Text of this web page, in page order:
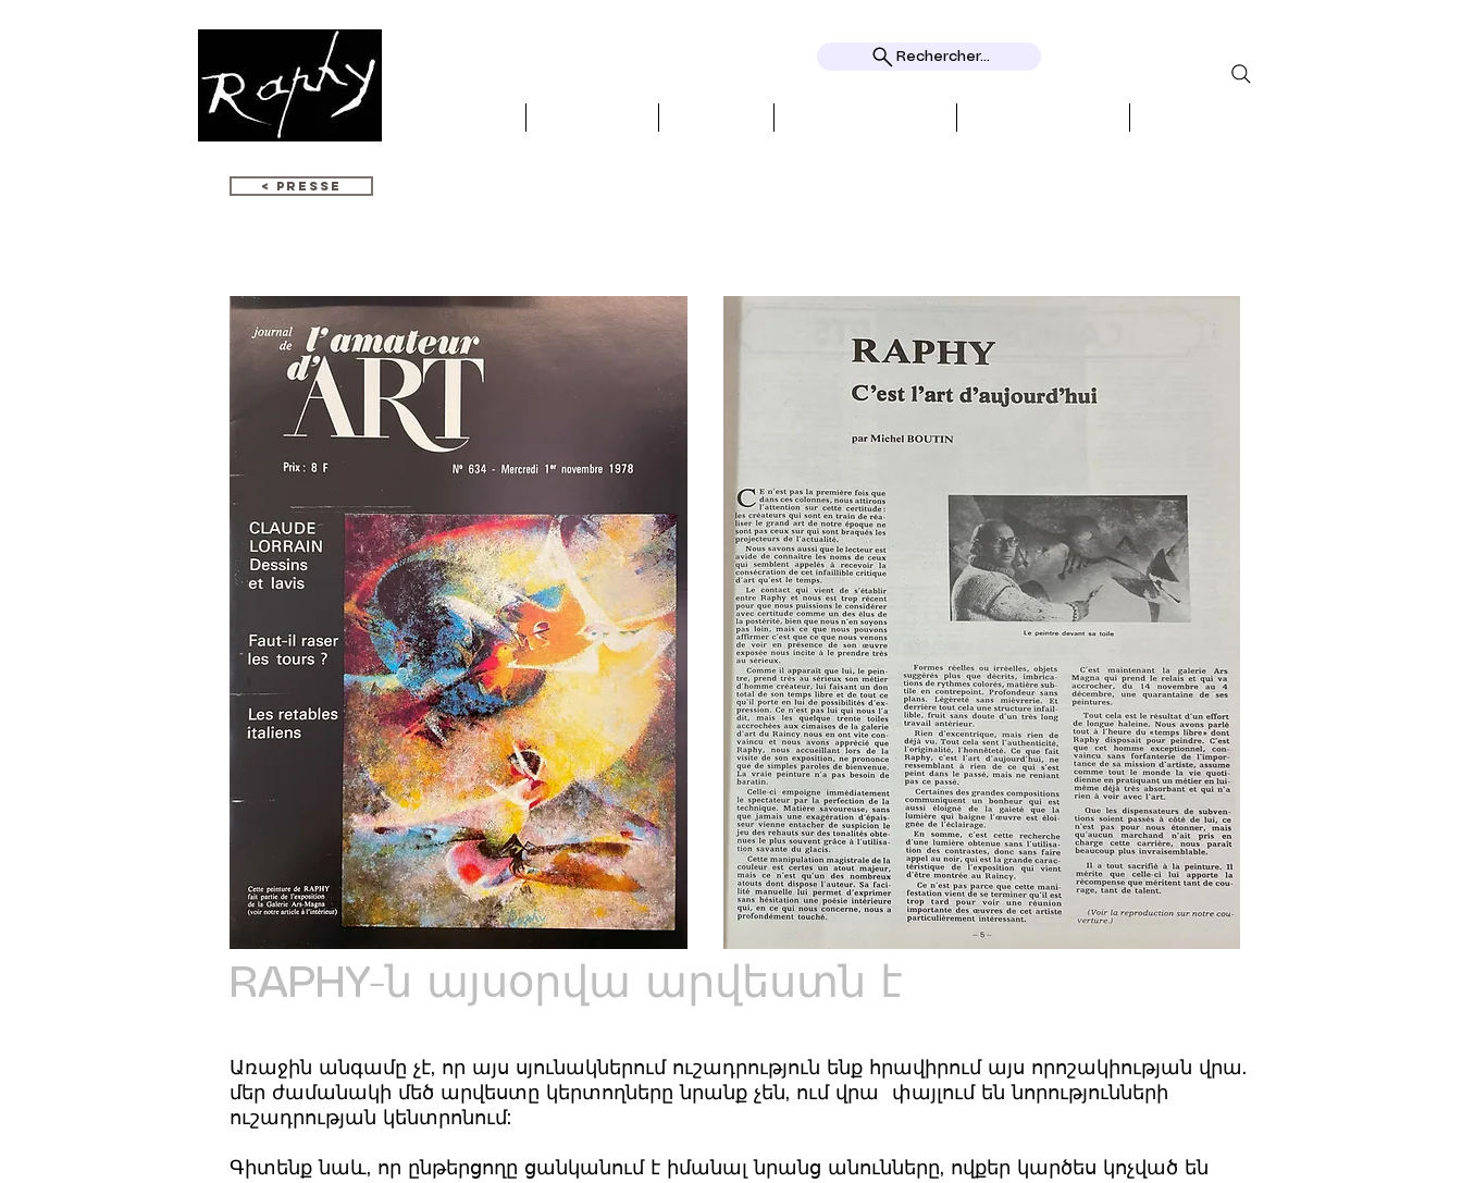
Rechercher...
< PRESSE
RAPHY-ն այսօրվա արվեստն է
Առաջին անգամը չէ, որ այս սյունակներում ուշադրություն ենք հրավիրում այս որոշակիության վրա.
մեր ժամանակի մեծ արվեստը կերտողները նրանք չեն, ում վրա փայլում են նորությունների
ուշադրության կենտրոնում:
Գիտենք նաև, որ ընթերցողը ցանկանում է իմանալ նրանց անունները, ովքեր կարծես կոչված են